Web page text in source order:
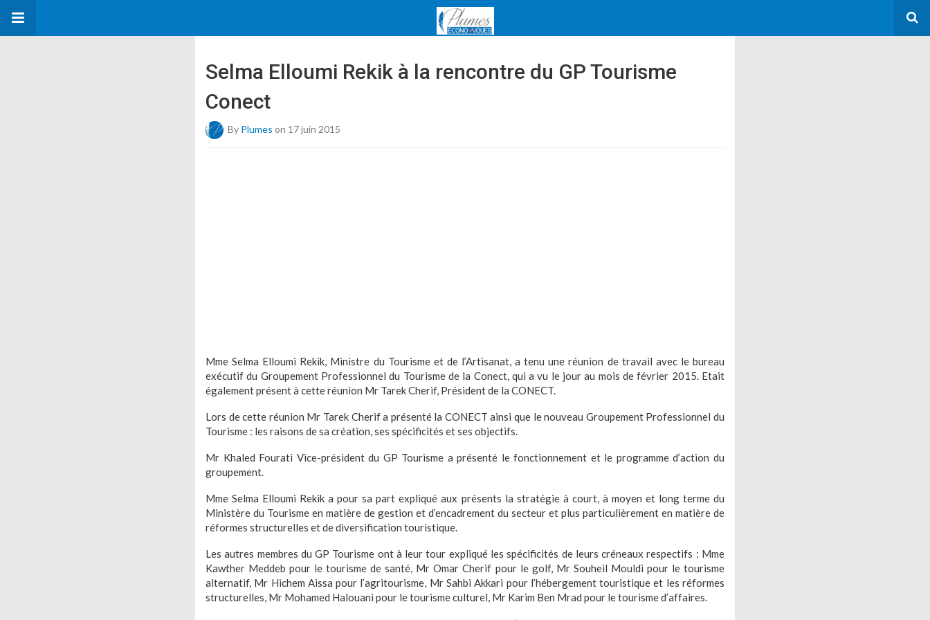
Selma Elloumi Rekik à la rencontre du GP Tourisme
Conect
By Plumes on 17 juin 2015
Mme Selma Elloumi Rekik, Ministre du Tourisme et de l’Artisanat, a tenu une réunion de travail avec le bureau
exécutif du Groupement Professionnel du Tourisme de la Conect, qui a vu le jour au mois de février 2015. Etait
également présent à cette réunion Mr Tarek Cherif, Président de la CONECT.
Lors de cette réunion Mr Tarek Cherif a présenté la CONECT ainsi que le nouveau Groupement Professionnel du
Tourisme : les raisons de sa création, ses spécificités et ses objectifs.
Mr Khaled Fourati Vice-président du GP Tourisme a présenté le fonctionnement et le programme d’action du
groupement.
Mme Selma Elloumi Rekik a pour sa part expliqué aux présents la stratégie à court, à moyen et long terme du
Ministère du Tourisme en matière de gestion et d’encadrement du secteur et plus particulièrement en matière de
réformes structurelles et de diversification touristique.
Les autres membres du GP Tourisme ont à leur tour expliqué les spécificités de leurs créneaux respectifs : Mme
Kawther Meddeb pour le tourisme de santé, Mr Omar Cherif pour le golf, Mr Souheil Mouldi pour le tourisme
alternatif, Mr Hichem Aissa pour l’agritourisme, Mr Sahbi Akkari pour l’hébergement touristique et les réformes
structurelles, Mr Mohamed Halouani pour le tourisme culturel, Mr Karim Ben Mrad pour le tourisme d’affaires.